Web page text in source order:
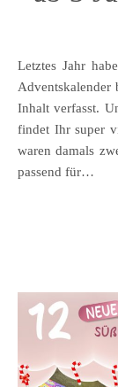
Letztes Jahr habe ich meinen Kindern meinen selbst gebauten
Inhalt verfasst.
findet Ihr super
waren damals
passend für…